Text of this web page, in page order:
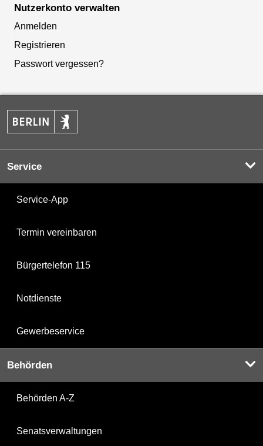
Nutzerkonto verwalten
Anmelden
Registrieren
Passwort vergessen?
Service
Service-App
Termin vereinbaren
Bürgertelefon 115
Notdienste
Gewerbeservice
Behörden
Behörden A-Z
Senatsverwaltungen